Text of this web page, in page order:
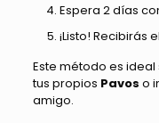
Espera 2 días
¡Listo!
Este método es
tus propios Pavos o
amigo.